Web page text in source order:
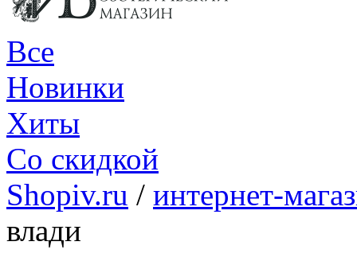
Все
Новинки
Хиты
Со скидкой
Shopiv.ru / интернет-
влади